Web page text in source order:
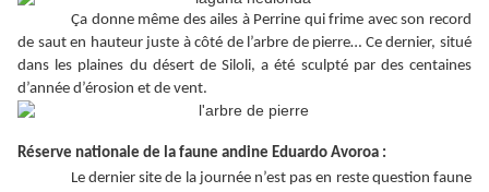
Ça donne même des ailes à Perrine qui frime avec son record
de saut en hauteur juste à côté de l’arbre de pierre… Ce dernier, situé
dans les plaines du désert de Siloli, a été sculpté par des centaines
d’année d’érosion et de vent.
Réserve nationale de la faune andine Eduardo Avoroa :
Le dernier site de la journée n’est pas en reste question faune